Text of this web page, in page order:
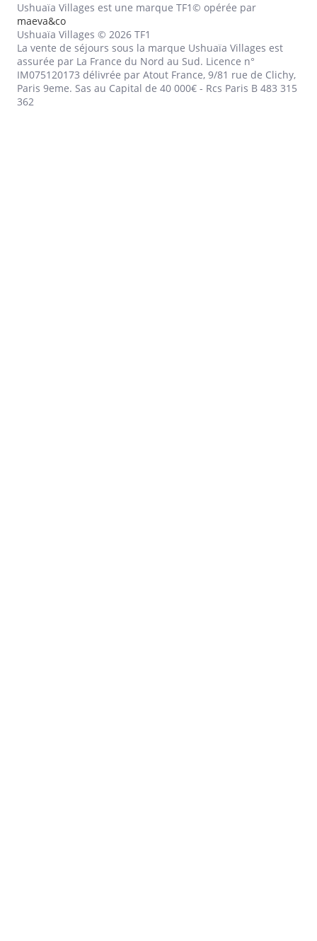
Ushuaïa Villages est une marque TF1© opérée par
maeva&co
Ushuaïa Villages © 2026 TF1
La vente de séjours sous la marque Ushuaïa Villages est
assurée par La France du Nord au Sud. Licence n°
IM075120173 délivrée par Atout France, 9/81 rue de Clichy,
Paris 9eme. Sas au Capital de 40 000€ - Rcs Paris B 483 315
362